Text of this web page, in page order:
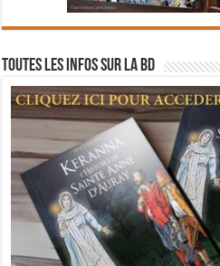
Toutes les infos sur la BD